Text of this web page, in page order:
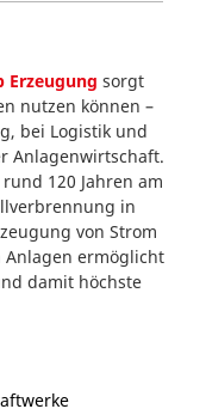
Erzeugung sorgt
nutzen können –
bei Logistik und
Anlagenwirtschaft.
120 Jahren am
in
von Strom
Anlagen ermöglicht
damit höchste